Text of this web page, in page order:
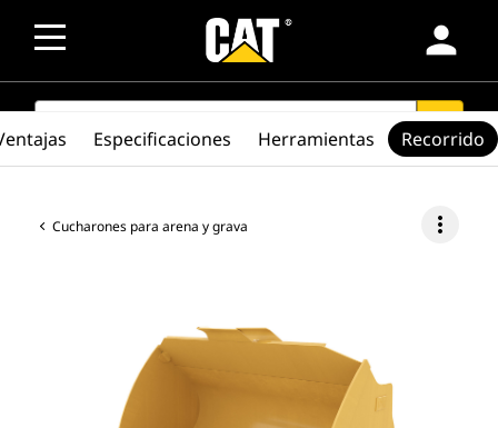
person
SEARCH search
Cucharones para arena y grava more_vert
Especificaciones Herramientas Recorrido